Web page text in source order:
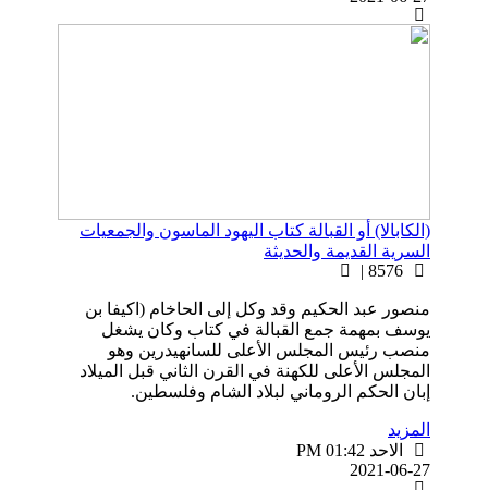
(الكابالا) أو القبالة كتاب اليهود الماسون والجمعيات
السرية القديمة والحديثة
منصور عبد الحكيم وقد وكل إلى الحاخام (اكيفا بن
يوسف بمهمة جمع القبالة في كتاب وكان يشغل
منصب رئيس المجلس الأعلى للسانهيدرين وهو
المجلس الأعلى للكهنة في القرن الثاني قبل الميلاد
إبان الحكم الروماني لبلاد الشام وفلسطين.
المزيد
الاحد PM 01:42
2021-06-27